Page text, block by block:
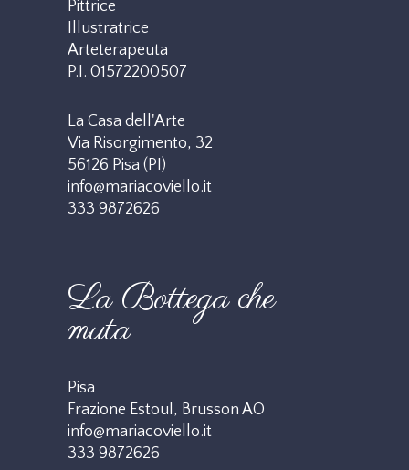
Pittrice
Illustratrice
Arteterapeuta
P.I. 01572200507
La Casa dell'Arte
Via Risorgimento, 32
56126 Pisa (PI)
info@mariacoviello.it
333 9872626
La Bottega che
muta
Pisa
Frazione Estoul, Brusson AO
info@mariacoviello.it
333 9872626